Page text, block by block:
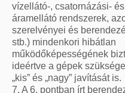
vízellátó-, csatornázási-
áramellátó rendszerek,
szerelvényei és
stb.) mindenkori hibátlan
működőképességének
ideértve a gépek
„kis” és „nagy” javítását is.
7. A 6. pontban írt